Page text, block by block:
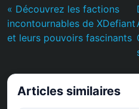
« Découvrez les factions
incontournables de XDefiant
et leurs pouvoirs fascinants
Articles similaires